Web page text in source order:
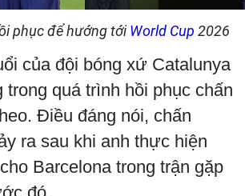
phục để hướng tới World Cup 2026
của đội bóng xứ Catalunya
trong quá trình hồi phục chấn
Điều đáng nói, chấn
ra sau khi anh thực hiện
Barcelona trong trận gặp